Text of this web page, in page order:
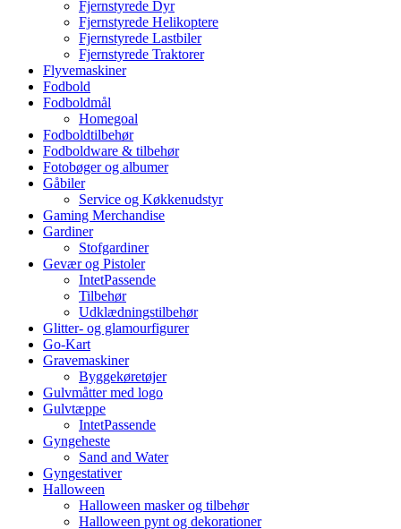
Fjernstyrede Dyr
Fjernstyrede Helikoptere
Fjernstyrede Lastbiler
Fjernstyrede Traktorer
Flyvemaskiner
Fodbold
Fodboldmål
Homegoal
Fodboldtilbehør
Fodboldware & tilbehør
Fotobøger og albumer
Gåbiler
Service og Køkkenudstyr
Gaming Merchandise
Gardiner
Stofgardiner
Gevær og Pistoler
IntetPassende
Tilbehør
Udklædningstilbehør
Glitter- og glamourfigurer
Go-Kart
Gravemaskiner
Byggekøretøjer
Gulvmåtter med logo
Gulvtæppe
IntetPassende
Gyngeheste
Sand and Water
Gyngestativer
Halloween
Halloween masker og tilbehør
Halloween pynt og dekorationer